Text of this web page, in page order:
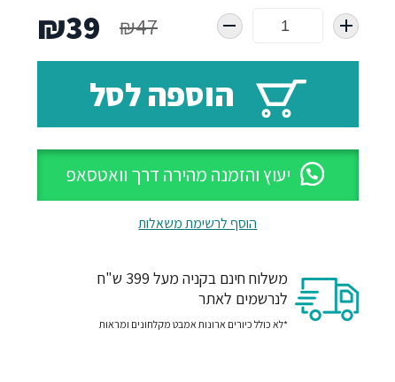
₪47
המחיר
המקורי
היה:
₪47.
₪39
הוספה לסל
יעוץ והזמנה מהירה דרך וואטסאפ
הוסף לרשימת משאלות
משלוח חינם בקניה מעל 399 ש"ח
לנרשמים לאתר
*לא כולל כיורים ארונות אמבט מקלחונים ומראות